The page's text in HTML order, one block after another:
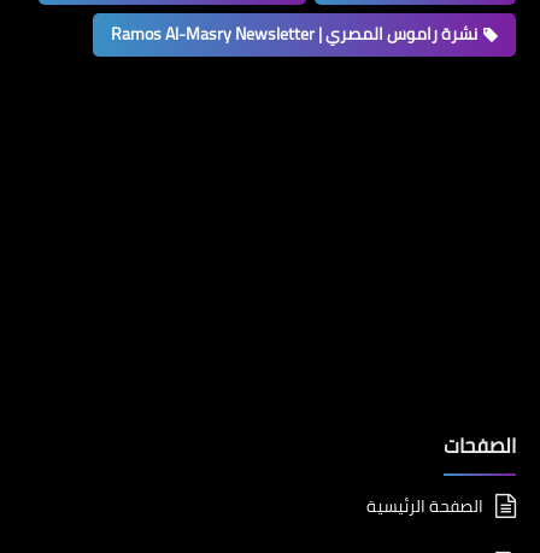
نشرة راموس المصري | Ramos Al-Masry Newsletter
الصفحات
الصفحة الرئيسية